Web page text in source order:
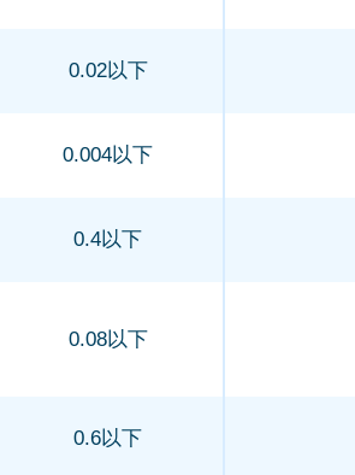
0.02以下
0.004以下
0.4以下
0.08以下
0.6以下